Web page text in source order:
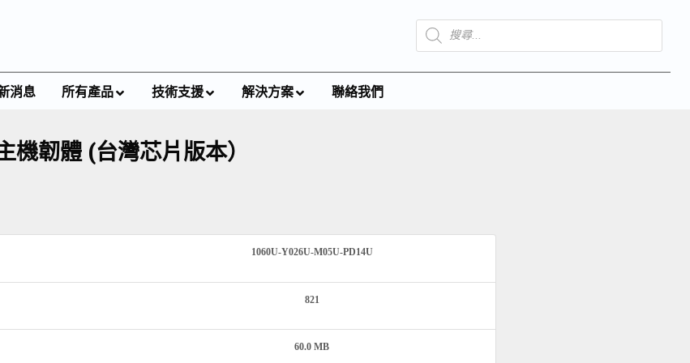
消息 所有產品 技術支援 解決方案 聯絡我們
韌體 (台灣芯片版本）
1060U-Y026U-M05U-PD14U
821
60.0 MB